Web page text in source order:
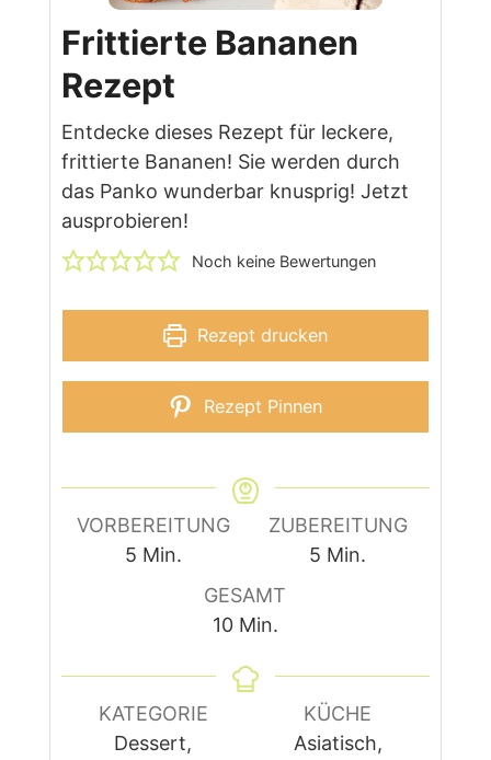
Frittierte Bananen
Rezept
Entdecke dieses Rezept für leckere,
frittierte Bananen! Sie werden durch
das Panko wunderbar knusprig! Jetzt
ausprobieren!
Noch keine Bewertungen
Rezept drucken
Rezept Pinnen
VORBEREITUNG
5Minuten
Min.
ZUBEREITUNG
5 Minuten
Min.
GESAMT
10Minuten
Min.
KATEGORIE
Dessert,
KÜCHE
Asiatisch,